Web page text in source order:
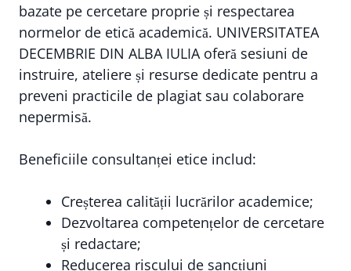
bazate pe cercetare proprie și respectarea
normelor de etică academică. UNIVERSITATEA
DECEMBRIE DIN ALBA IULIA oferă sesiuni de
instruire, ateliere și resurse dedicate pentru a
preveni practicile de plagiat sau colaborare
nepermisă.
Beneficiile consultanței etice includ:
Creșterea calității lucrărilor academice;
Dezvoltarea competențelor de cercetare
și redactare;
Reducerea riscului de sancțiuni